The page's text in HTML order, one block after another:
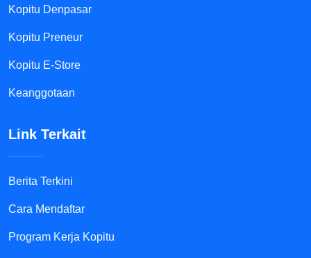
Kopitu Denpasar
Kopitu Preneur
Kopitu E-Store
Keanggotaan
Link Terkait
Berita Terkini
Cara Mendaftar
Program Kerja Kopitu